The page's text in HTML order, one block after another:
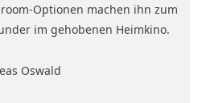
Optionen machen ihn zum
im gehobenen Heimkino.
Oswald